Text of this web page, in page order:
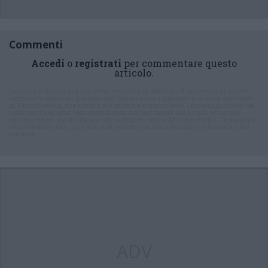
Commenti
Accedi o registrati per commentare questo
articolo.